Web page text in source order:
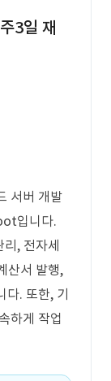
3일 재
서버 개발
입니다.
, 전자세
산서 발행,
. 또한, 기
하게 작업